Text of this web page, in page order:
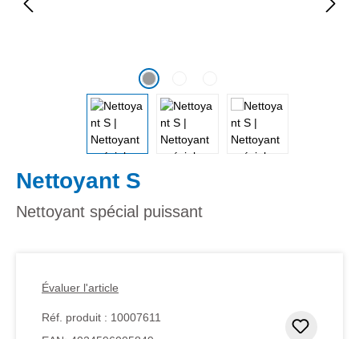
Nettoyant S
Nettoyant spécial puissant
Évaluer l'article
Réf. produit : 10007611